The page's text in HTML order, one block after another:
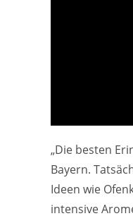
„Die besten
Bayern.
Ideen wie
intensive